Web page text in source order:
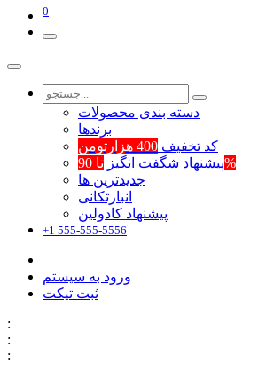
0
دسته بندی محصولات
برند‌ها
کد تخفیف 400 هزارتومن
پیشنهاد شگفت انگیزتا 90%
جدیدترین ها
انبارتکانی
پیشنهاد کادولین
+1 555-555-5556
ورود به سیستم
ثبت تیکت
:
:
: